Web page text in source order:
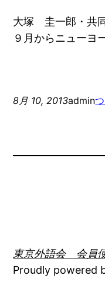
大塚 圭一郎・共
９月からニューヨ
8月 10, 2013admin
東京外語会 会員
Proudly powered